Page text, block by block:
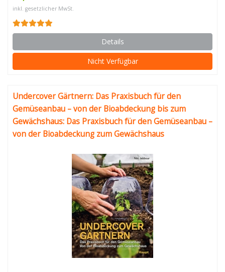
inkl. gesetzlicher MwSt.
Details
Nicht Verfügbar
Undercover Gärtnern: Das Praxisbuch für den
Gemüseanbau – von der Bioabdeckung bis zum
Gewächshaus: Das Praxisbuch für den Gemüseanbau –
von der Bioabdeckung zum Gewächshaus